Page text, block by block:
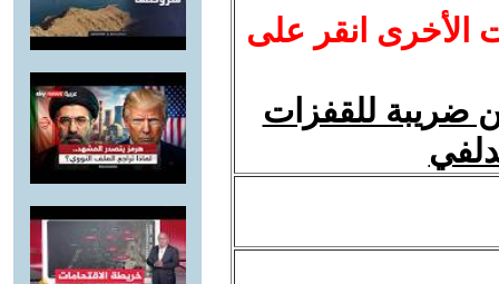
الأخرى انقر على
ضريبة للقفزات